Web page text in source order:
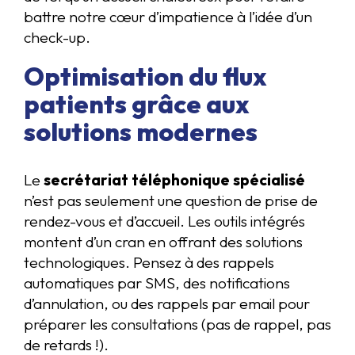
battre notre cœur d’impatience à l’idée d’un
check-up.
Optimisation du flux
patients grâce aux
solutions modernes
Le secrétariat téléphonique spécialisé
n’est pas seulement une question de prise de
rendez-vous et d’accueil. Les outils intégrés
montent d’un cran en offrant des solutions
technologiques. Pensez à des rappels
automatiques par SMS, des notifications
d’annulation, ou des rappels par email pour
préparer les consultations (pas de rappel, pas
de retards !).